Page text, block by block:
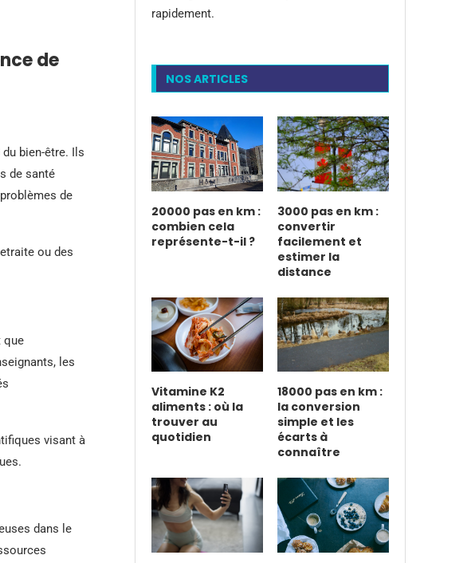
de
bien-être. Ils
de santé
de
ou des
que
les
visant à
dans le
rapidement.
NOS ARTICLES
20000 pas en km :
combien cela
représente-t-il ?
3000 pas en km :
convertir
facilement et
estimer la
distance
Vitamine K2
aliments : où la
trouver au
quotidien
18000 pas en km :
la conversion
simple et les
écarts à
connaître